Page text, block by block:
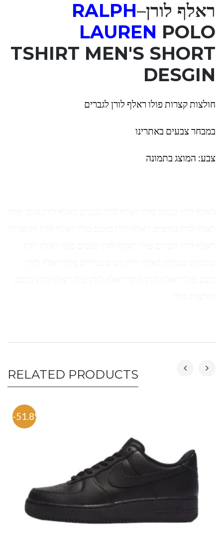
ראלף לורן–
RALPH
LAUREN POLO
TSHIRT MEN'S SHORT
DESGIN
חולצות קצרות פולו ראלף לורן לגברים
במבחר צבעים באתרינו
צבע: המוצג בתמונה
RELATED PRODUCTS
-51.8%